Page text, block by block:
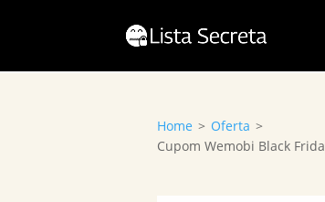
Home > Oferta >
Cupom Wemobi Black